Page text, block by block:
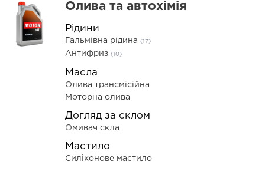
Олива та автохімія
Рідини
Гальмівна рідина (17)
Антифриз (10)
Масла
Олива трансмісійна
Моторна олива
Догляд за склом
Омивач скла
Мастило
Силіконове мастило